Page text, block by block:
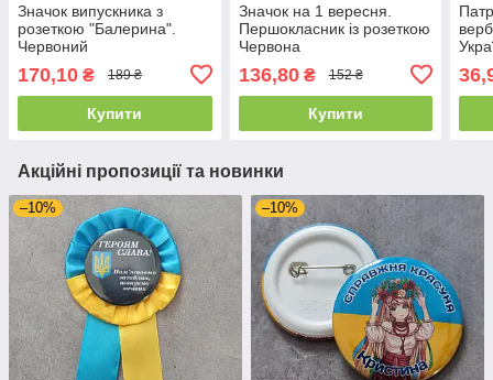
Значок випускника з
розеткою "Балерина".
Червоний
170,10 ₴ 189 ₴
Купити
Значок на 1 вересня.
Першокласник із розеткою
Червона
136,80₴ 152 ₴
Купити
Акційні пропозиції та новинки
–10% –10%